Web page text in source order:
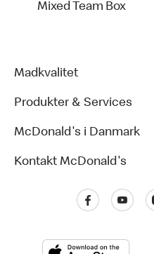
Mixed Team Box
Madkvalitet
Produkter & Services
McDonald's i Danmark
Kontakt McDonald's